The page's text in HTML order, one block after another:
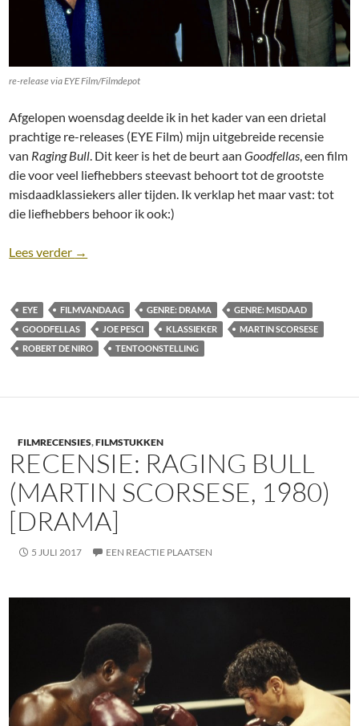
re-release via EYE Film/Filmdepot
Afgelopen woensdag deelde ik in het kader van een drietal
prachtige re-releases (EYE Film) mijn uitgebreide recensie
van Raging Bull. Dit keer is het de beurt aanGoodfellas, een film
die voor veel liefhebbers steevast behoort tot de grootste
misdaadklassiekers aller tijden. Ik verklap het maar vast: tot
die liefhebbers behoor ik ook:)
Lees verder Recensie: Goodfellas (1990) [Misdaad]
→
EYE FILMVANDAAG GENRE: DRAMA
GENRE: MISDAAD
GOODFELLAS
JOE PESCI KLASSIEKER
MARTIN SCORSESE
ROBERT DE NIRO
TENTOONSTELLING
FILMRECENSIES,FILMSTUKKEN
RECENSIE: RAGING BULL
(MARTIN SCORSESE, 1980)
[DRAMA]
5 JULI 2017 EEN REACTIE PLAATSEN